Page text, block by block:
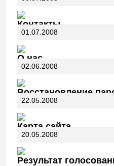
Контакты
01.07.2008
О нас
02.06.2008
Восстановление
22.05.2008
Карта сайта
20.05.2008
Результат